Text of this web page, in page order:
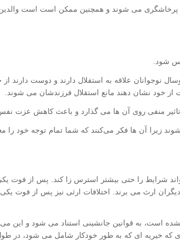
می شوند و همچنین ممکن است است والدین
شود.
نوجوانان علاقه به استقلال دارند و دوست دارند
از خود نشان دهند مانع استقلال فرزندشان می شوند.
تاثیر منفی روی آن ها می گذارد و باعث کاهش عزت
زیرا آن ها فکر می‌کنند که شما تمام توجه خود را
شرایط را حتی بیشتر استرس زا کند. پس از فوت یکی
ارث می برند. اختلافات ارثی نیز پس از فوت یکی
است، به قوانین جانشینی استناد می شود و این
خیریه ای که به طور خودکار شامل می شود، در طول